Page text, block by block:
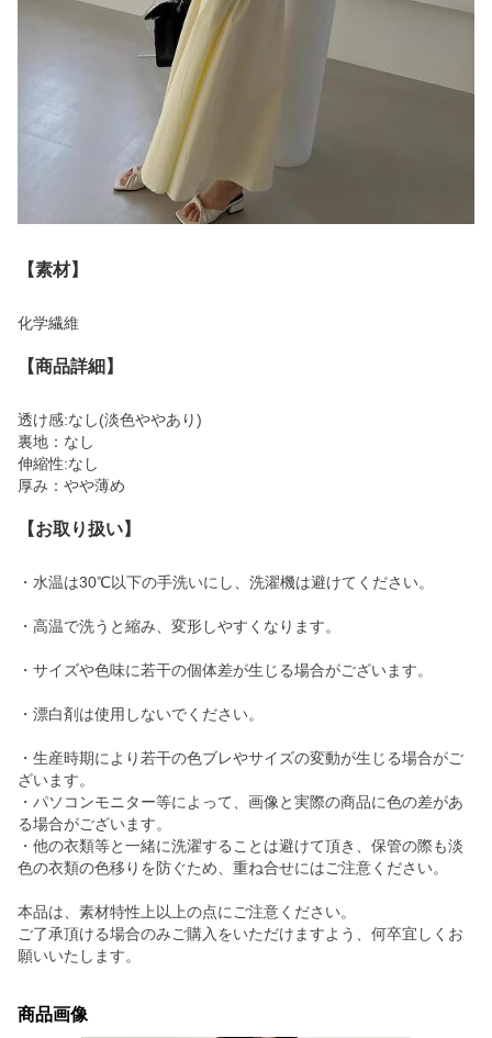
【素材】
化学繊維
【商品詳細】
透け感:なし(淡色ややあり)
裏地：なし
伸縮性:なし
厚み：やや薄め
【お取り扱い】
・水温は30℃以下の手洗いにし、洗濯機は避けてください。
・高温で洗うと縮み、変形しやすくなります。
・サイズや色味に若干の個体差が生じる場合がございます。
・漂白剤は使用しないでください。
・生産時期により若干の色ブレやサイズの変動が生じる場合がご
ざいます。
・パソコンモニター等によって、画像と実際の商品に色の差があ
る場合がございます。
・他の衣類等と一緒に洗濯することは避けて頂き、保管の際も淡
色の衣類の色移りを防ぐため、重ね合せにはご注意ください。
本品は、素材特性上以上の点にご注意ください。
ご了承頂ける場合のみご購入をいただけますよう、何卒宜しくお
願いいたします。
商品画像